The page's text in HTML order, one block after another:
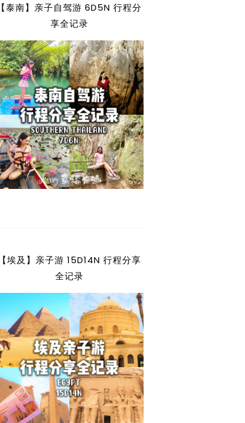
【泰南】亲子自驾游 6D5N 行程分
享全记录
【埃及】亲子游 15D14N 行程分享
全记录